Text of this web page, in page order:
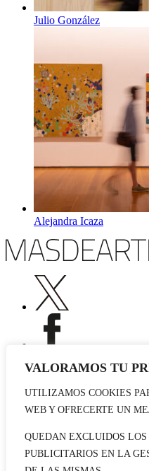
VALORAMOS TU
UTILIZAMOS COOKIES
WEB Y OFRECERTE UN
QUEDAN EXCLUIDOS
PUBLICITARIOS EN LA
Julio González
Alejandra Icaza
Publicidad
Contacto
© 2026 masdearte. Información